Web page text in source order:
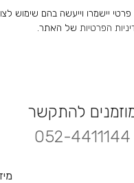
יישמרו וייעשה בהם שימוש
הפרטיות של האתר.
להתקשר
052-4411144